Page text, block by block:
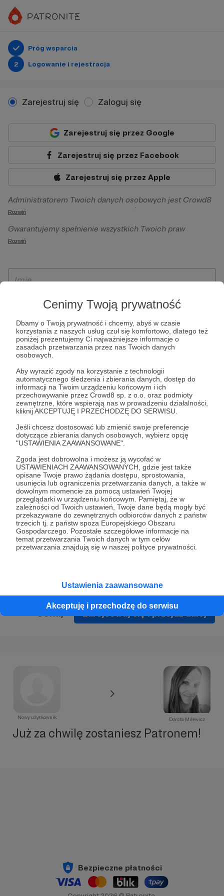
Cenimy Twoją prywatność
Dbamy o Twoją prywatność i chcemy, abyś w czasie
korzystania z naszych usług czuł się komfortowo, dlatego też
poniżej prezentujemy Ci najważniejsze informacje o
zasadach przetwarzania przez nas Twoich danych
osobowych.
Aby wyrazić zgody na korzystanie z technologii
automatycznego śledzenia i zbierania danych, dostęp do
informacji na Twoim urządzeniu końcowym i ich
przechowywanie przez Crowd8 sp. z o.o. oraz podmioty
zewnętrzne, które wspierają nas w prowadzeniu działalności,
kliknij AKCEPTUJĘ I PRZECHODZĘ DO SERWISU.
Jeśli chcesz dostosować lub zmienić swoje preferencje
dotyczące zbierania danych osobowych, wybierz opcję
"USTAWIENIA ZAAWANSOWANE".
Zgoda jest dobrowolna i możesz ją wycofać w
USTAWIENIACH ZAAWANSOWANYCH, gdzie jest także
opisane Twoje prawo żądania dostępu, sprostowania,
usunięcia lub ograniczenia przetwarzania danych, a także w
dowolnym momencie za pomocą ustawień Twojej
przeglądarki w urządzeniu końcowym. Pamiętaj, że w
zależności od Twoich ustawień, Twoje dane będą mogły być
przekazywane do zewnętrznych odbiorców danych z państw
trzecich tj. z państw spoza Europejskiego Obszaru
Gospodarczego. Pozostałe szczegółowe informacje na
temat przetwarzania Twoich danych w tym celów
przetwarzania znajdują się w naszej polityce prywatności.
Ustawienia zaawansowane
Akceptuję i przechodzę do serwisu
Próg wsparcia
2
Logowanie i rejestracja
Zarejestruj się Zaloguj się
Zarejestruj się przez Google
Zarejestruj się przez Facebook
Zarejestruj się przez Apple
Administratorem Twoich danych osobowych jest Crowd8
sp. z o.o. z siedziba w Warszawie, ul. Żwirki i Wigury 16, 02-
092 Warszawa. Twoje dane osobowe będą przetwarzane w
szczególności w celu wykonania umowy zawartej z Tobą, w
Patronite.pl, w tym możliwości dokonywania oraz
otrzymywania wsparcia na naszej platformie oraz
Rozwiń
Gwarantujemy spełnienie wszystkich Twoich praw
wynikających z ogólnego rozporządzenia o ochronie
ich przenoszenia, niepodlegania zautomatyzowanemu
wyrażenia sprzeciwu wobec przetwarzania Twoich danych
osobowych. Rejestracja dla osób niepełnoletnich możliwa
jest po przekazaniu podpisanego formularza "Zgodna na
założenie konta przez osobę niepełnoletnią", formularz
dostępny jest na stronie regulaminu Patronite.pl.
Rozwiń
* Zapoznałem się i akceptujęRegulaminserwisu oraz
* Wyrażam zgodę na przetwarzanie moich danych
osobowych podanych w formularzu rejestracyjnym w celu
prawidłowego świadczenia usług serwisu Patronite.
Wyrażam zgodę na otrzymywanie drogą elektroniczną
informacji handlowych - newslettera. Opcja ta może zostać
zmieniona w ustawieniach konta.
Zarejestruj się i przejdź dalej
Nowy użytkownik Dorota Milewicz
Już za chwilę zostaniesz Patronem!
Bezpieczne płatności